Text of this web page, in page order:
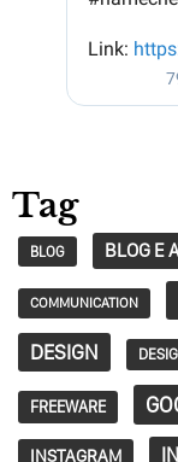
Tag
BLOG BLOG E
COMMUNICATION
DESIGN
FREEWARE
INSTAGRAM